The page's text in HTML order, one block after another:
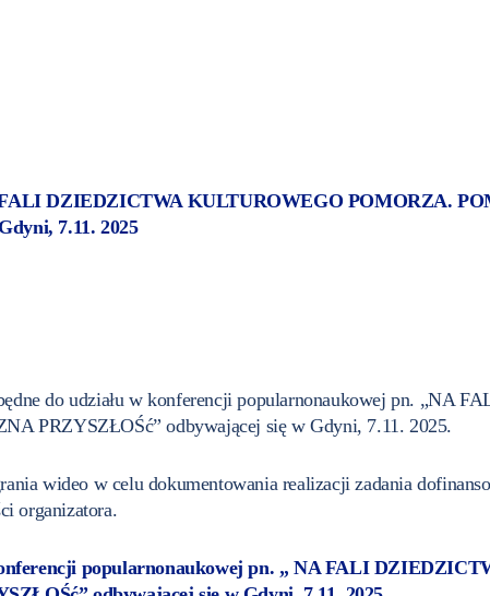
DZIEDZICTWA KULTUROWEGO POMORZA.
7.11. 2025
do udziału w konferencji popularnonaukowej pn. „NA
PRZYSZŁOŚć” odbywającej się w Gdyni, 7.11. 2025.
wideo w celu dokumentowania realizacji zadania
organizatora.
popularnonaukowej pn. „ NA FALI